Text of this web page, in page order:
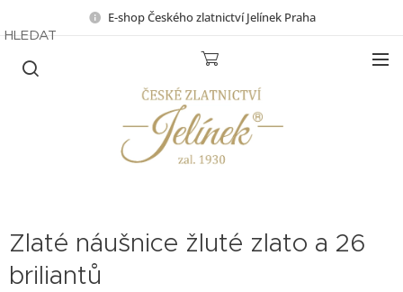
E-shop Českého zlatnictví Jelínek Praha
HLEDAT
Zlaté náušnice žluté zlato a 26
briliantů